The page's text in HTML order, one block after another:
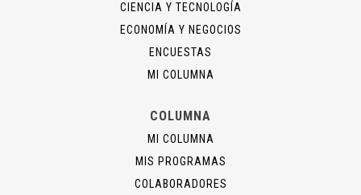
CIENCIA Y TECNOLOGÍA
ECONOMÍA Y NEGOCIOS
ENCUESTAS
MI COLUMNA
COLUMNA
MI COLUMNA
MIS PROGRAMAS
COLABORADORES